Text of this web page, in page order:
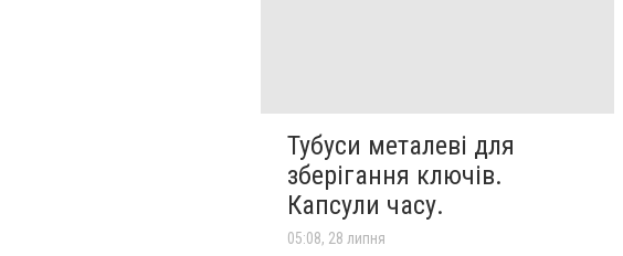
Тубуси металеві для
зберігання ключів.
Капсули часу.
05:08, 28 липня